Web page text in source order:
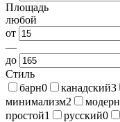
Площадь
любой
от
—
до
Стиль
барн0 канадский3
минимализм2 модерн
простой1 русский0